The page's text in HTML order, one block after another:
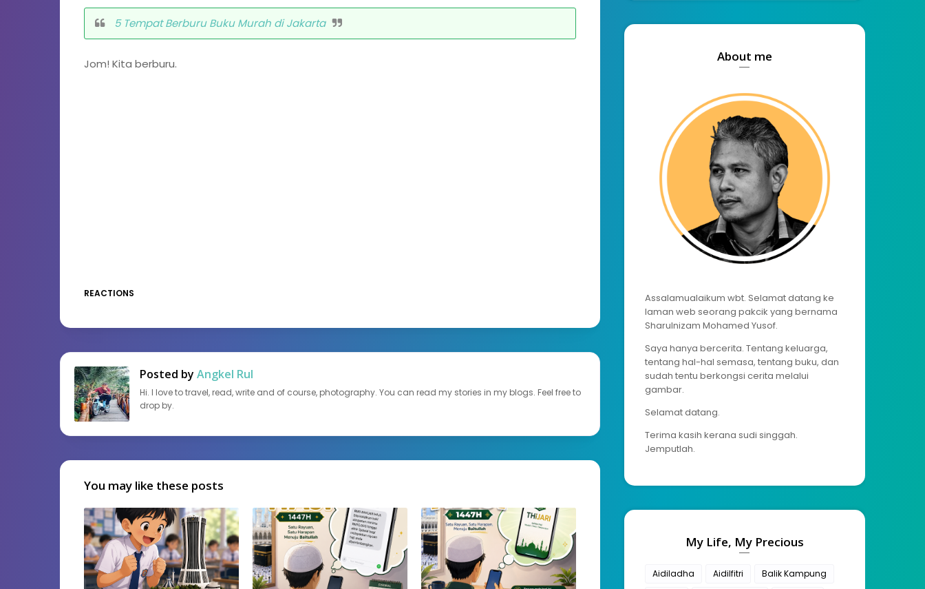
5 Tempat Berburu Buku Murah di Jakarta
Jom! Kita berburu.
REACTIONS
Posted by Angkel Rul
Hi. I love to travel, read, write and of course, photography. You can read my stories in my blogs. Feel free to
drop by.
You may like these posts
About me
Assalamualaikum wbt. Selamat datang ke
laman web seorang pakcik yang bernama
Sharulnizam Mohamed Yusof.
Saya hanya bercerita. Tentang keluarga,
tentang hal-hal semasa, tentang buku, dan
sudah tentu berkongsi cerita melalui
gambar.
Selamat datang.
Terima kasih kerana sudi singgah.
Jemputlah.
My Life, My Precious
Aidiladha Aidilfitri
Balik Kampung